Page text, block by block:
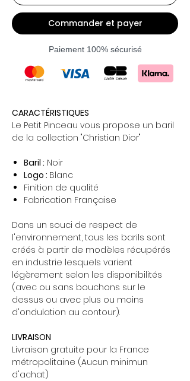
Commander et payer
Paiement 100% sécurisé
CARACTÉRISTIQUES
Le Petit Pinceau vous propose un baril
de la collection "Christian Dior"
Baril : Noir
Logo : Blanc
Finition de qualité
Fabrication Française
Dans un souci de respect de
l'environnement, tous les barils sont
créés à partir de modèles récupérés
en industrie lesquels varient
légèrement selon les disponibilités
(avec ou sans bouchons sur le
dessus ou avec plus ou moins
d'ondulation au contour).
LIVRAISON
Livraison gratuite pour la France
métropolitaine (Aucun minimun
d'achat)